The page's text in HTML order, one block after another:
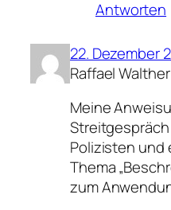
Antworten
22. Dezember
Raffael Walther
Meine
Polizisten und
Thema
zum